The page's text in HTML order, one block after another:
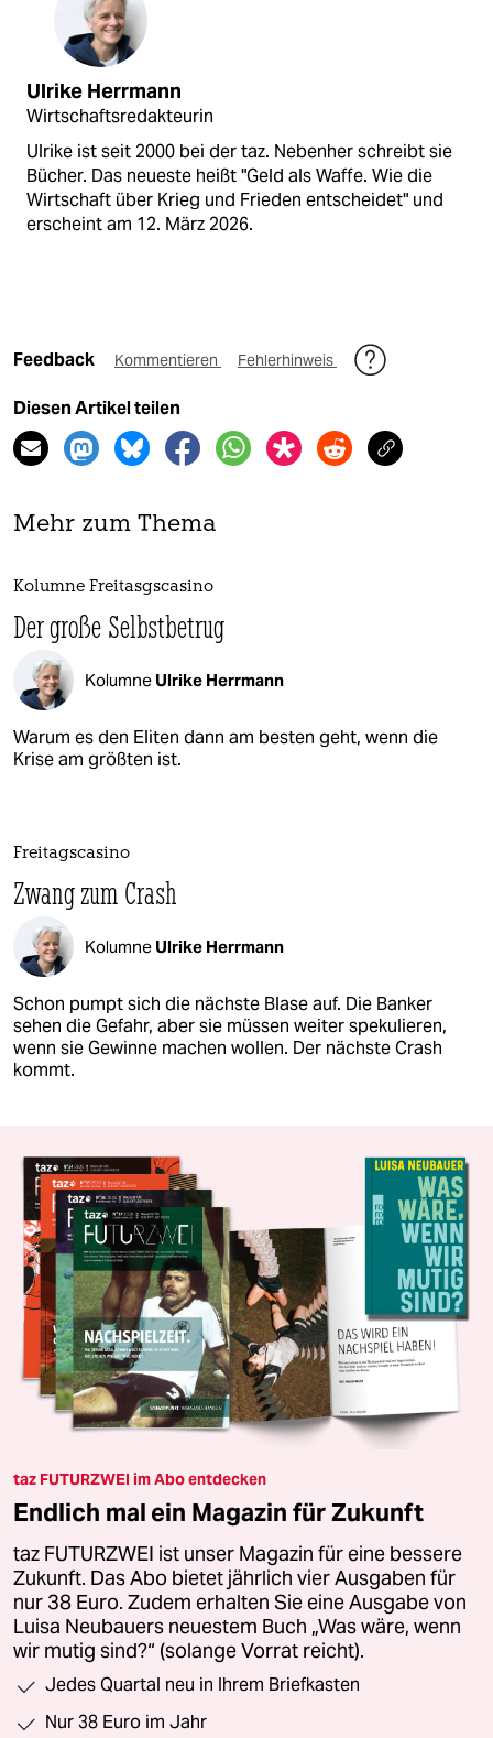
Ulrike Herrmann
Wirtschaftsredakteurin
Ulrike ist seit 2000 bei der taz. Nebenher schreibt sie
Bücher. Das neueste heißt "Geld als Waffe. Wie die
Wirtschaft über Krieg und Frieden entscheidet" und
erscheint am 12. März 2026.
Feedback Kommentieren Fehlerhinweis
Diesen Artikel teilen
Mehr zum Thema
Kolumne Freitasgscasino
Der große Selbstbetrug
Kolumne Ulrike Herrmann
Warum es den Eliten dann am besten geht, wenn die
Krise am größten ist.
Freitagscasino
Zwang zum Crash
Kolumne Ulrike Herrmann
Schon pumpt sich die nächste Blase auf. Die Banker
sehen die Gefahr, aber sie müssen weiter spekulieren,
wenn sie Gewinne machen wollen. Der nächste Crash
kommt.
taz FUTURZWEI im Abo entdecken
Endlich mal ein Magazin für Zukunft
taz FUTURZWEI ist unser Magazin für eine bessere
Zukunft. Das Abo bietet jährlich vier Ausgaben für
nur 38 Euro. Zudem erhalten Sie eine Ausgabe von
Luisa Neubauers neuestem Buch „Was wäre, wenn
wir mutig sind?“ (solange Vorrat reicht).
Jedes Quartal neu in Ihrem Briefkasten
Nur 38 Euro im Jahr